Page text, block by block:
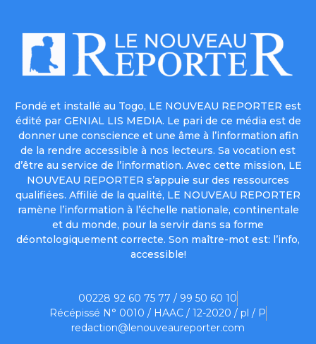
Fondé et installé au Togo, LE NOUVEAU REPORTER est
édité par GENIAL LIS MEDIA. Le pari de ce média est de
donner une conscience et une âme à l’information afin
de la rendre accessible à nos lecteurs. Sa vocation est
d’être au service de l’information. Avec cette mission, LE
NOUVEAU REPORTER s’appuie sur des ressources
qualifiées. Affilié de la qualité, LE NOUVEAU REPORTER
ramène l’information à l’échelle nationale, continentale
et du monde, pour la servir dans sa forme
déontologiquement correcte. Son maître-mot est: l’info,
accessible!
00228 92 60 75 77 / 99 50 60 10
Récépissé N° 0010 / HAAC / 12-2020 / pl / P
redaction@lenouveaureporter.com